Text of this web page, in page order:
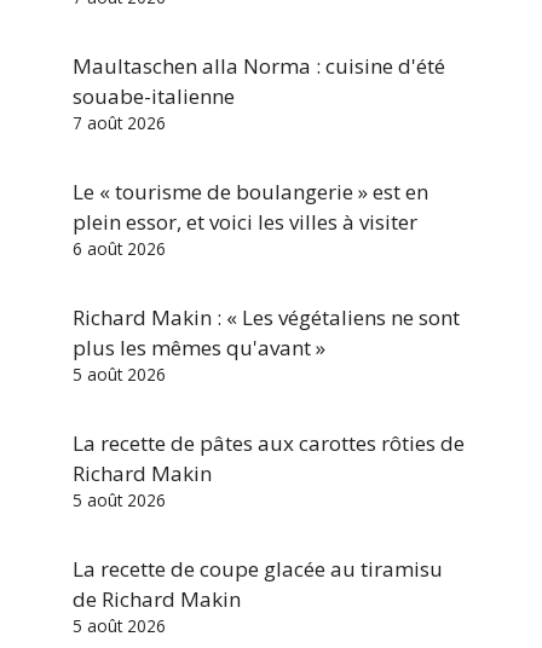
Maultaschen alla Norma : cuisine d'été
souabe-italienne
7 août 2026
Le « tourisme de boulangerie » est en
plein essor, et voici les villes à visiter
6 août 2026
Richard Makin : « Les végétaliens ne sont
plus les mêmes qu'avant »
5 août 2026
La recette de pâtes aux carottes rôties de
Richard Makin
5 août 2026
La recette de coupe glacée au tiramisu
de Richard Makin
5 août 2026